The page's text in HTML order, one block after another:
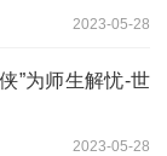
2023-05-28
”为师生解忧-世
2023-05-28